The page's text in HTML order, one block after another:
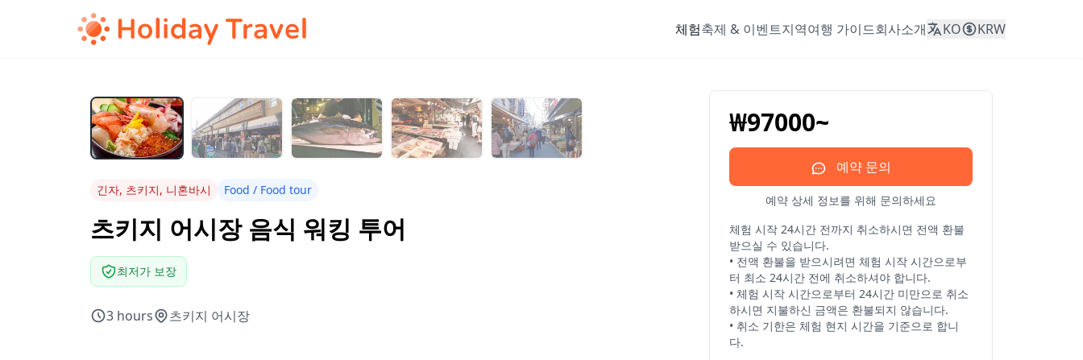
체험축제 & 이벤트지역여행 가이드회사소개 KO KRW
긴자, 츠키지, 니혼바시 Food / Food tour
츠키지 어시장 음식 워킹 투어
최저가 보장
3 hours 츠키지 어시장
₩97000~
예약 문의
예약 상세 정보를 위해 문의하세요
체험 시작 24시간 전까지 취소하시면 전액 환불
받으실 수 있습니다.
• 전액 환불을 받으시려면 체험 시작 시간으로부
터 최소 24시간 전에 취소하셔야 합니다.
• 체험 시작 시간으로부터 24시간 미만으로 취소
하시면 지불하신 금액은 환불되지 않습니다.
• 취소 기한은 체험 현지 시간을 기준으로 합니
다.